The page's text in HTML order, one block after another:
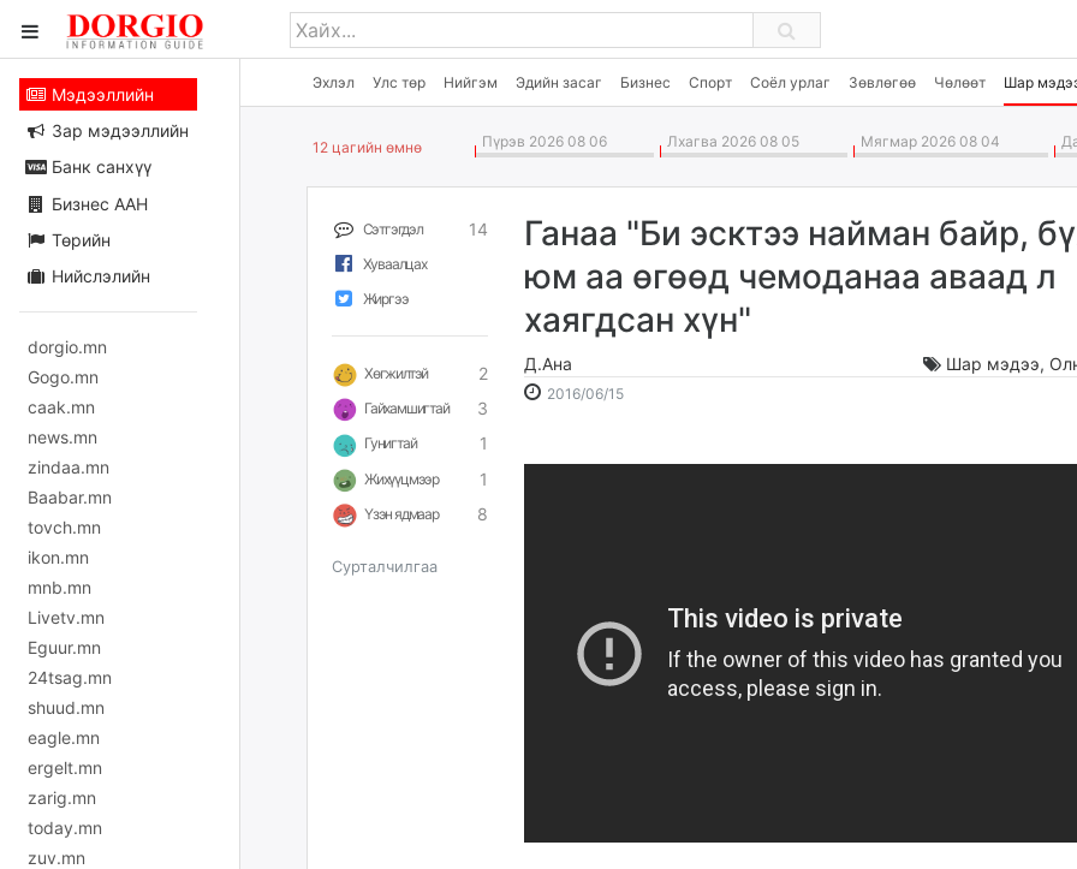
Эхлэл Улс төр Нийгэм Эдийн засаг Бизнес Спорт Соёл урлаг Зөвлөгөө Чөлөөт Шар
Мэдээллийн
Зар мэдээллийн
Банк санхүү
Бизнес ААН
Төрийн
Нийслэлийн
dorgio.mn
Gogo.mn
caak.mn
news.mn
zindaa.mn
Baabar.mn
tovch.mn
ikon.mn
mnb.mn
Livetv.mn
Eguur.mn
24tsag.mn
shuud.mn
eagle.mn
ergelt.mn
zarig.mn
today.mn
zuv.mn
12 цагийн өмнө Пүрэв 2026 08 06 Лхагва 2026 08 05 Мягмар 2026 08 04
Сэтгэгдэл 14
Хуваалцах
Жиргээ
Хөгжилтэй 2
Гайхамшигтай 3
Гунигтай 1
Жихүүцмээр 1
Үзэн ядмаар 8
Сурталчилгаа
Ганаа "Би эсктээ найман байр,
юм аа өгөөд чемоданаа аваад л
хаягдсан хүн"
Д.Ана Шар мэдээ,
2016/06/152016-
2026-